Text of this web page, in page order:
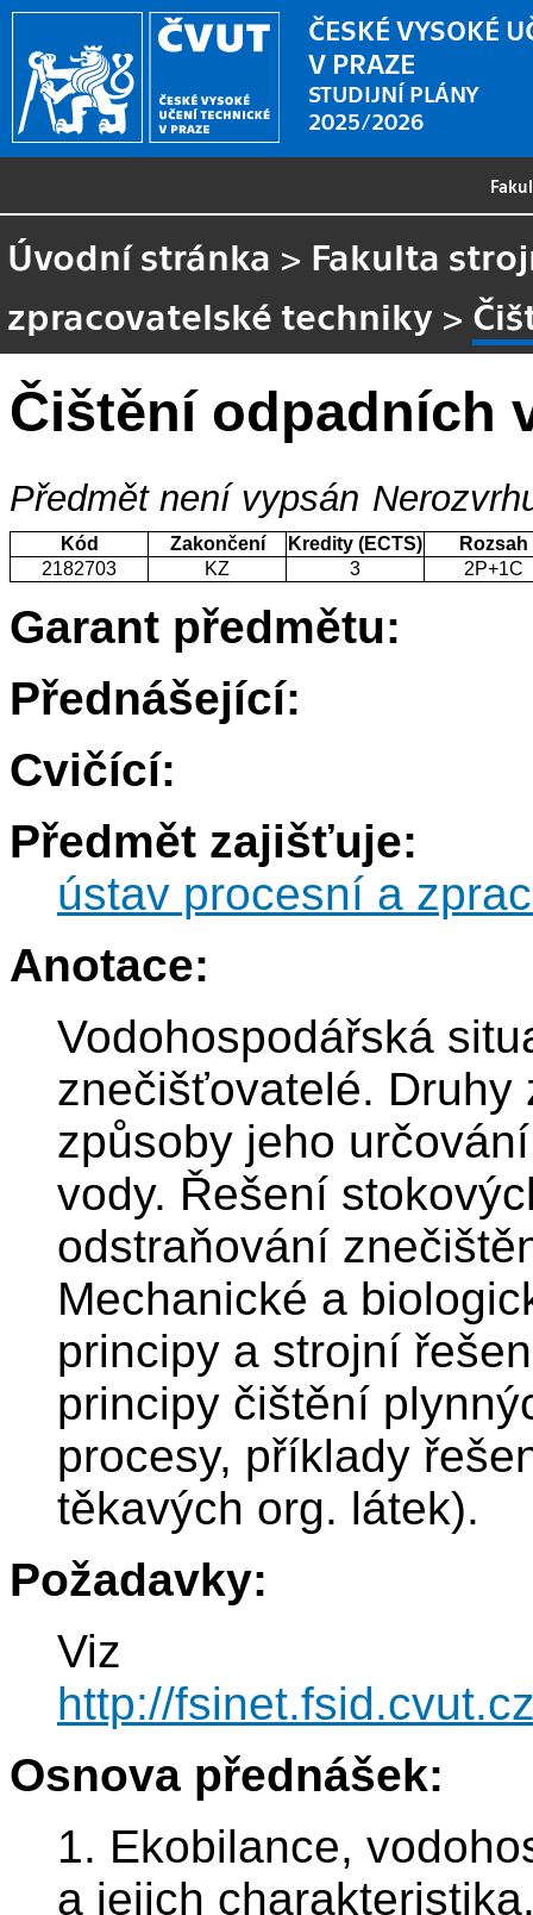
ČESKÉ VYSOKÉ
V PRAZE
STUDIJNÍ PLÁNY
2025/2026
Úvodní stránka > Fakulta
zpracovatelské techniky >
Čištění odpadních
Předmět není vypsán
Kód Zakončení Kredity (ECTS)
Rozsah
2182703
KZ 3 2P+1C
Garant předmětu:
Přednášející:
Cvičící:
Předmět zajišťuje:
ústav procesní a
Anotace:
Vodohospodářská
znečišťovatelé.
způsoby jeho
vody. Řešení
odstraňování
Mechanické a
principy a strojní
principy čištění
procesy, příklady
těkavých org. látek).
Požadavky:
Viz
http://
Osnova přednášek:
1. Ekobilance,
a jejich